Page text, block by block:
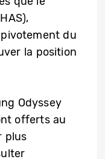
du
la position
Odyssey
offerts au
plus